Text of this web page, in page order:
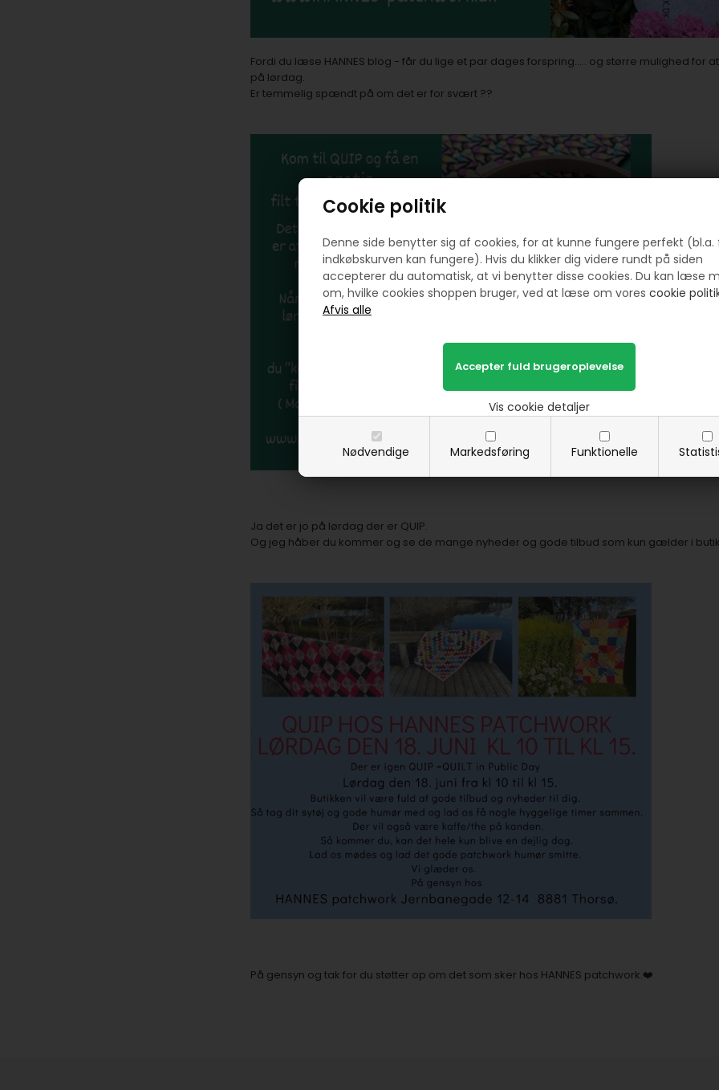
Cookie politik
Denne side benytter sig af cookies, for at kunne fungere perfekt (bl.a.
indkøbskurven kan fungere). Hvis du klikker dig videre rundt på siden
accepterer du automatisk, at vi benytter disse cookies. Du kan læse
om, hvilke cookies shoppen bruger, ved at læse om vores cookie
Nødvendige Markedsføring Funktionelle
Vis cookie detaljer
Fordi du læse HANNES blog - får du lige et par dages forspring..... og større mulighed for
på lørdag.
Er temmelig spændt på om det er for svært ??
Ja det er jo på lørdag der er QUIP.
Og jeg håber du kommer og se de mange nyheder og gode tilbud som kun gælder i
På gensyn og tak for du støtter op om det som sker hos HANNES patchwork.❤️